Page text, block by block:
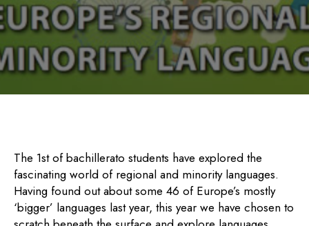
The 1st of bachillerato students have explored the
fascinating world of regional and minority languages.
Having found out about some 46 of Europe’s mostly
‘bigger’ languages last year, this year we have chosen to